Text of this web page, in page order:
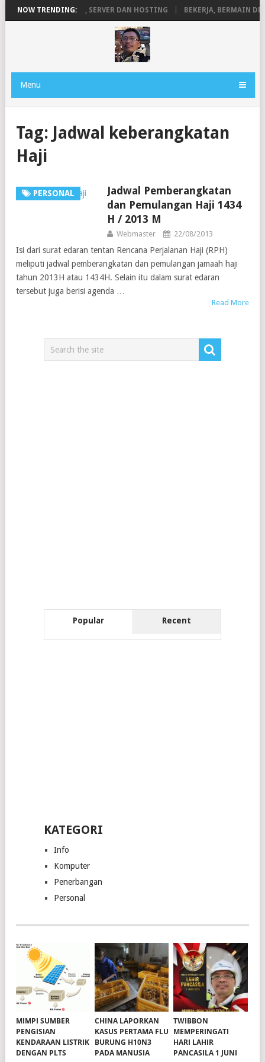
NOW TRENDING:
PENGERTIAN DOMAIN, SERVER DAN HOSTING BEKERJA, BERMAIN
Menu
Tag: Jadwal keberangkatan
Haji
PERSONAL
Jadwal Pemberangkatan
dan Pemulangan Haji 1434
H / 2013 M
Webmaster 22/08/2013
Isi dari surat edaran tentan Rencana Perjalanan Haji (RPH)
meliputi jadwal pemberangkatan dan pemulangan jamaah haji
tahun 2013H atau 1434H. Selain itu dalam surat edaran
tersebut juga berisi agenda …
Read More
Popular Recent
KATEGORI
Info
Komputer
Penerbangan
Personal
MIMPI SUMBER
PENGISIAN
KENDARAAN LISTRIK
DENGAN PLTS
CHINA LAPORKAN
KASUS PERTAMA FLU
BURUNG H10N3
PADA MANUSIA
TWIBBON
MEMPERINGATI
HARI LAHIR
PANCASILA 1 JUNI